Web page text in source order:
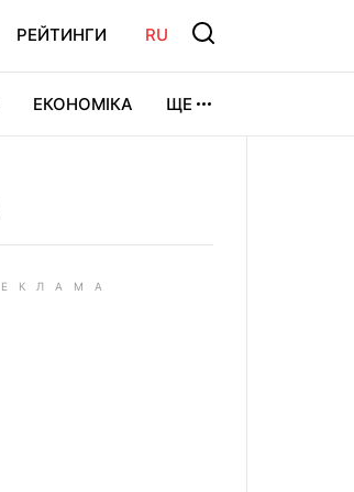
РЕЙТИНГИ RU
ЕКОНОМІКА ЩЕ